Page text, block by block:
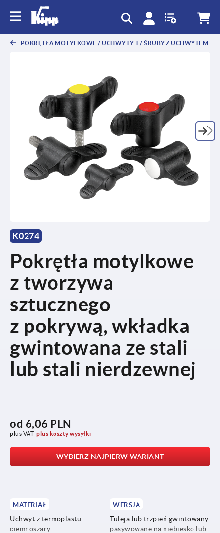
POKRĘTŁA MOTYLKOWE / UCHWYTY T / ŚRUBY Z UCHWYTEM
K0274
Pokrętła motylkowe
z tworzywa
sztucznego
z pokrywą, wkładka
gwintowana ze stali
lub stali nierdzewnej
od 6,06 PLN
plus VAT plus koszty wysyłki
WYBIERZ NAJPIERW WARIANT
MATERIAŁ
Uchwyt z termoplastu,
ciemnoszary.
WERSJA
Tuleja lub trzpień gwintowany
pasywowane na niebiesko lub